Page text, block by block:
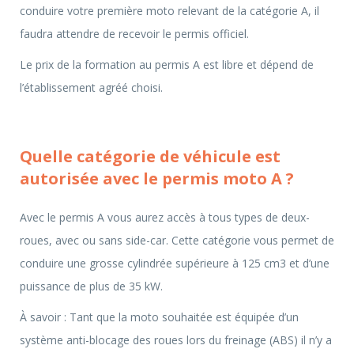
conduire votre première moto relevant de la catégorie A, il
faudra attendre de recevoir le permis officiel.
Le prix de la formation au permis A est libre et dépend de
l’établissement agréé choisi.
Quelle catégorie de véhicule est
autorisée avec le permis moto A ?
Avec le permis A vous aurez accès à tous types de deux-
roues, avec ou sans side-car. Cette catégorie vous permet de
conduire une grosse cylindrée supérieure à 125 cm3 et d’une
puissance de plus de 35 kW.
À savoir : Tant que la moto souhaitée est équipée d’un
système anti-blocage des roues lors du freinage (ABS) il n’y a